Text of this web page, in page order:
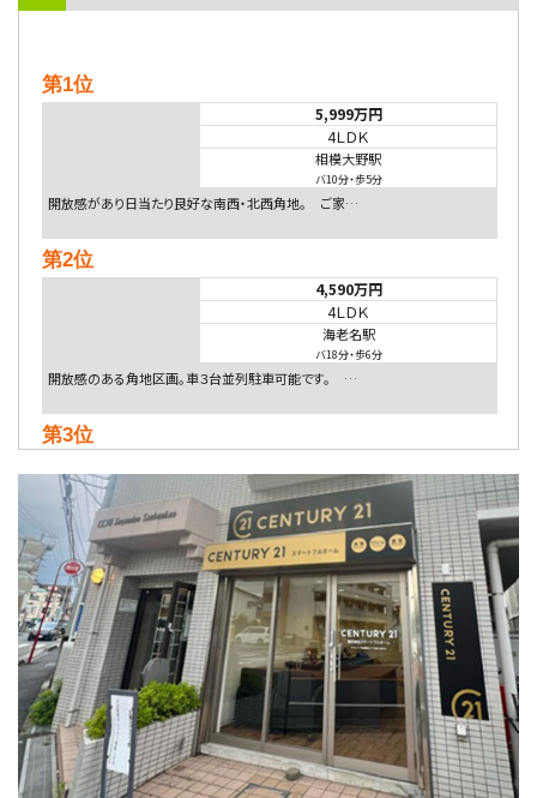
第1位
5,999万円
4ＬＤＫ
相模大野駅
バ10分・歩5分
開放感があり日当たり良好な南西・北西角地。 ご家…
第2位
4,590万円
4ＬＤＫ
海老名駅
バ18分・歩6分
開放感のある角地区画。車３台並列駐車可能です。 …
第3位
4ＬＤＫ
相模大野駅
バ9分・歩4分
２０１５年６月築、積水ハウス施工住宅です。 南東…
第4位
4,080万円
4ＬＤＫ
淵野辺駅
歩17分
南側道路に面しており日当たり良好。 キッチンから…
第5位